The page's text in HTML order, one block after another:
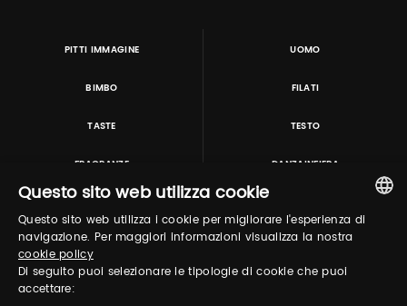
PITTI IMMAGINE UOMO
BIMBO FILATI
TASTE TESTO
FRAGRANZE DANZAINFIERA
TUTORING & CONSULTING
ITALIAN
Questo sito web utilizza cookie
Questo sito web utilizza i cookie per migliorare l'esperienza di
navigazione. Per maggiori informazioni visualizza la nostra
cookie policy
Di seguito puoi selezionare le tipologie di cookie che puoi
accettare: